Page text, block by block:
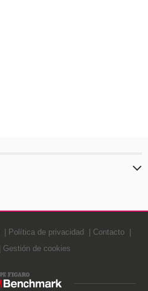
Política de privacidad
Contacto
Gestión de cookies